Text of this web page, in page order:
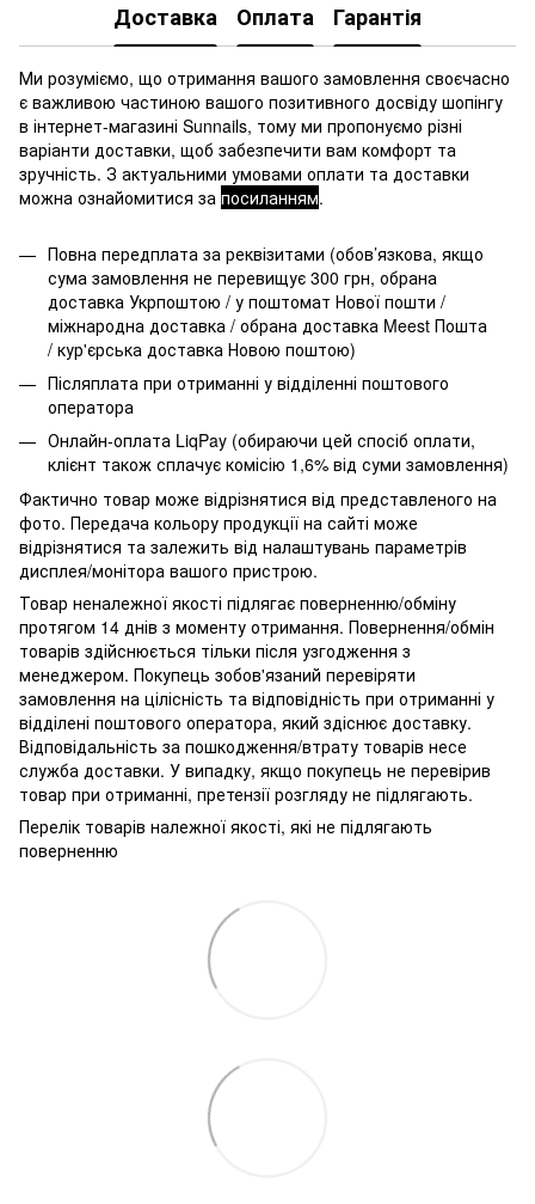
Доставка Оплата Гарантія
Ми розуміємо, що отримання вашого замовлення своєчасно
є важливою частиною вашого позитивного досвіду шопінгу
в інтернет-магазині Sunnails, тому ми пропонуємо різні
варіанти доставки, щоб забезпечити вам комфорт та
зручність. З актуальними умовами оплати та доставки
можна ознайомитися за посиланням.
Повна передплата за реквізитами (обов’язкова, якщо
сума замовлення не перевищує 300 грн, обрана
доставка Укрпоштою / у поштомат Нової пошти /
міжнародна доставка / обрана доставка Meest Пошта
/ кур'єрська доставка Новою поштою)
Післяплата при отриманні у відділенні поштового
оператора
Онлайн-оплата LiqPay (обираючи цей спосіб оплати,
клієнт також сплачує комісію 1,6% від суми замовлення)
Фактично товар може відрізнятися від представленого на
фото. Передача кольору продукції на сайті може
відрізнятися та залежить від налаштувань параметрів
дисплея/монітора вашого пристрою.
Товар неналежної якості підлягає поверненню/обміну
протягом 14 днів з моменту отримання. Повернення/обмін
товарів здійснюється тільки після узгодження з
менеджером. Покупець зобов'язаний перевіряти
замовлення на цілісність та відповідність при отриманні у
відділені поштового оператора, який здіснює доставку.
Відповідальність за пошкодження/втрату товарів несе
служба доставки. У випадку, якщо покупець не перевірив
товар при отриманні, претензії розгляду не підлягають.
Перелік товарів належної якості, які не підлягають
поверненню